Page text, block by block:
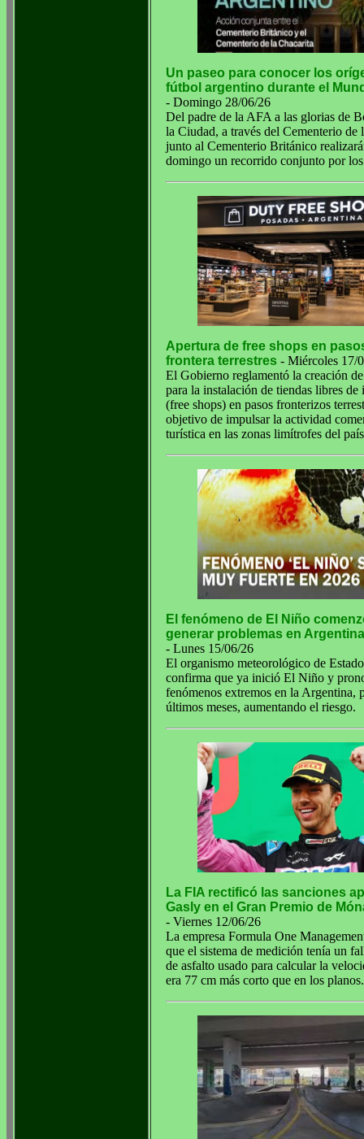
Un paseo para conocer los
fútbol argentino durante el
- Domingo 28/06/26
Del padre de la AFA a las glorias de
la Ciudad, a través del Cementerio de
junto al Cementerio Británico
domingo un recorrido conjunto por
Apertura de free shops en
frontera terrestres - Miércoles 17/
El Gobierno reglamentó la creación
para la instalación de tiendas libres de
(free shops) en pasos fronterizos
objetivo de impulsar la actividad
turística en las zonas limítrofes del
El fenómeno de El Niño
generar problemas en Argentina
- Lunes 15/06/26
El organismo meteorológico de
confirma que ya inició El Niño y
fenómenos extremos en la Argentina,
últimos meses, aumentando el riesgo.
La FIA rectificó las sanciones
Gasly en el Gran Premio de
- Viernes 12/06/26
La empresa Formula One
que el sistema de medición tenía un
de asfalto usado para calcular la
era 77 cm más corto que en los planos.